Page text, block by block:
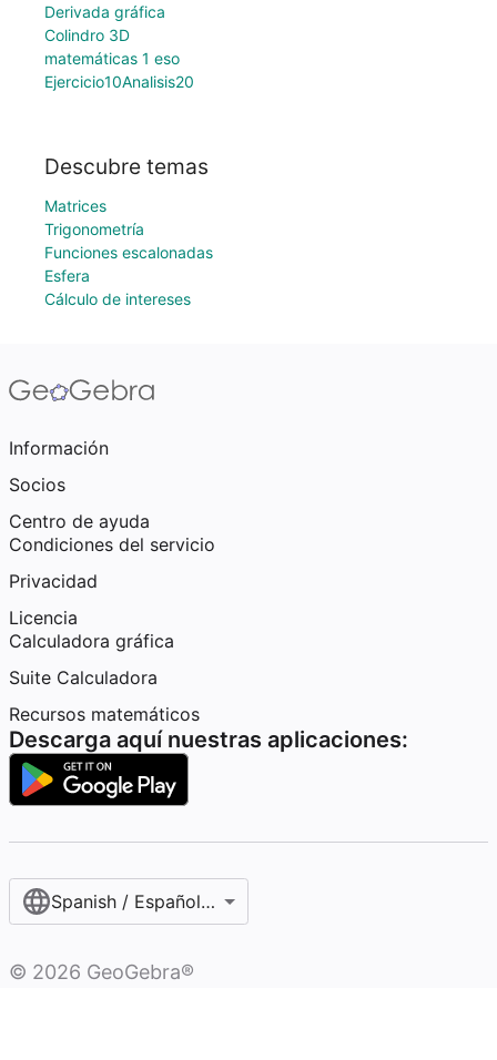
Derivada gráfica
Colindro 3D
matemáticas 1 eso
Ejercicio10Analisis20
Descubre temas
Matrices
Trigonometría
Funciones escalonadas
Esfera
Cálculo de intereses
Información
Socios
Centro de ayuda
Condiciones del servicio
Privacidad
Licencia
Calculadora gráfica
Suite Calculadora
Recursos matemáticos
Descarga aquí nuestras aplicaciones:
Spanish / Español (internacional)
© 2026 GeoGebra®